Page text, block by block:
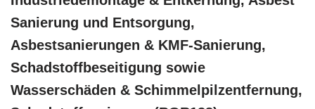
Sanierung und Entsorgung,
Asbestsanierungen & KMF-Sanierung,
Schadstoffbeseitigung sowie
Wasserschäden & Schimmelpilzentfernung,